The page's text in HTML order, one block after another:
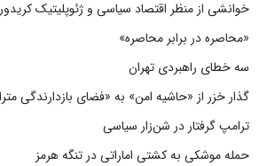
خوانشی از منظر اقتصاد سیاسی و ژئوپلیتیک
«محاصره در برابر محاصره»
سه خطای راهبردی تهران
گذار خزر از «حاشیه امن» به «فضای بازدارندگی
ترامپ گرفتار در شن‌زار سیاسی
حمله موشکی به کشتی اماراتی در تنگه هرمز